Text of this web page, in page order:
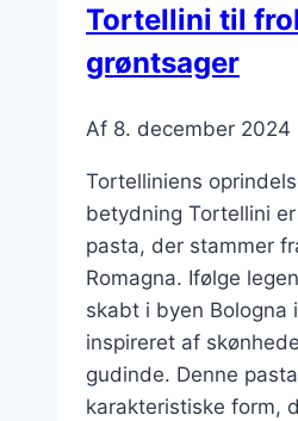
flødesauce
Tortellini til
grøntsager
Af 8. december 2024
Tortelliniens
betydning Tortellini
pasta, der stammer
Romagna. Ifølge
skabt i byen Bologna
inspireret af
gudinde. Denne
karakteristiske form,